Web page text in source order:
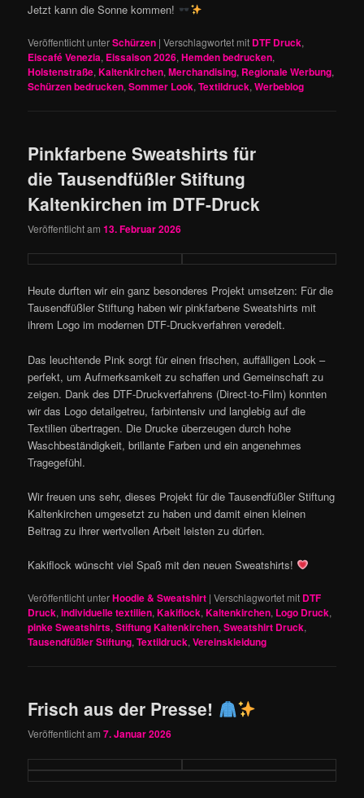
Jetzt kann die Sonne kommen!
Veröffentlicht unterSchürzen |Verschlagwortet mit DTF Druck,
Eiscafé Venezia, Eissaison 2026,Hemden bedrucken,
Holstenstraße,Kaltenkirchen,Merchandising, Regionale Werbung,
Schürzen bedrucken,Sommer Look,Textildruck,Werbeblog
Pinkfarbene Sweatshirts für
die Tausendfüßler Stiftung
Kaltenkirchen im DTF-Druck
Veröffentlicht am13. Februar 2026
Heute durften wir ein ganz besonderes Projekt umsetzen: Für die
Tausendfüßler Stiftung haben wir pinkfarbene Sweatshirts mit
ihrem Logo im modernen DTF-Druckverfahren veredelt.
Das leuchtende Pink sorgt für einen frischen, auffälligen Look –
perfekt, um Aufmerksamkeit zu schaffen und Gemeinschaft zu
zeigen. Dank des DTF-Druckverfahrens (Direct-to-Film) konnten
wir das Logo detailgetreu, farbintensiv und langlebig auf die
Textilien übertragen. Die Drucke überzeugen durch hohe
Waschbeständigkeit, brillante Farben und ein angenehmes
Tragegefühl.
Wir freuen uns sehr, dieses Projekt für die Tausendfüßler Stiftung
Kaltenkirchen umgesetzt zu haben und damit einen kleinen
Beitrag zu ihrer wertvollen Arbeit leisten zu dürfen.
Kakiflock wünscht viel Spaß mit den neuen Sweatshirts!
Veröffentlicht unterHoodie & Sweatshirt |Verschlagwortet mit DTF
Druck,individuelle textilien,Kakiflock,Kaltenkirchen, Logo Druck,
pinke Sweatshirts,Stiftung Kaltenkirchen,Sweatshirt Druck,
Tausendfüßler Stiftung,Textildruck,Vereinskleidung
Frisch aus der Presse!
Veröffentlicht am7. Januar 2026